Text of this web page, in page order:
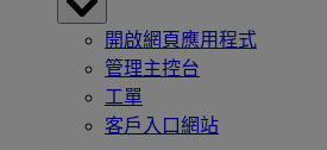
開啟網頁應用程式
管理主控台
工單
客戶入口網站